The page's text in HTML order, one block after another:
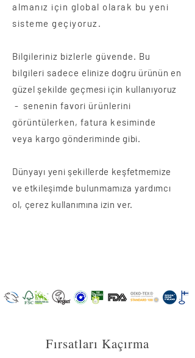
almanız için global olarak bu yeni
sisteme geçiyoruz.
Bilgileriniz bizlerle güvende. Bu
bilgileri sadece elinize doğru ürünün en
güzel şekilde geçmesi için kullanıyoruz
- senenin favori ürünlerini
görüntülerken, fatura kesiminde
veya kargo gönderiminde gibi.
Dünyayı yeni şekillerde keşfetmemize
ve etkileşimde bulunmamıza yardımcı
ol, çerez kullanımına izin ver.
Fırsatları Kaçırma